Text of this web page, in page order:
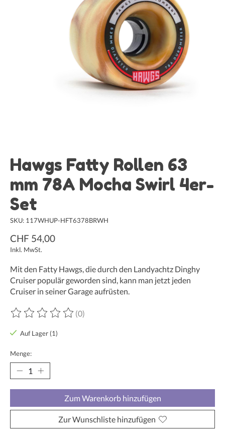
Hawgs Fatty Rollen 63
mm 78A Mocha Swirl 4er-
Set
SKU: 117WHUP-HFT6378BRWH
CHF 54,00
Inkl. MwSt.
Mit den Fatty Hawgs, die durch den Landyachtz Dinghy
Cruiser populär geworden sind, kann man jetzt jeden
Cruiser in seiner Garage aufrüsten.
Die Bewertung dieses Produkts ist
(0)
Auf Lager (1)
Menge:
Zum Warenkorb hinzufügen
Zur Wunschliste hinzufügen